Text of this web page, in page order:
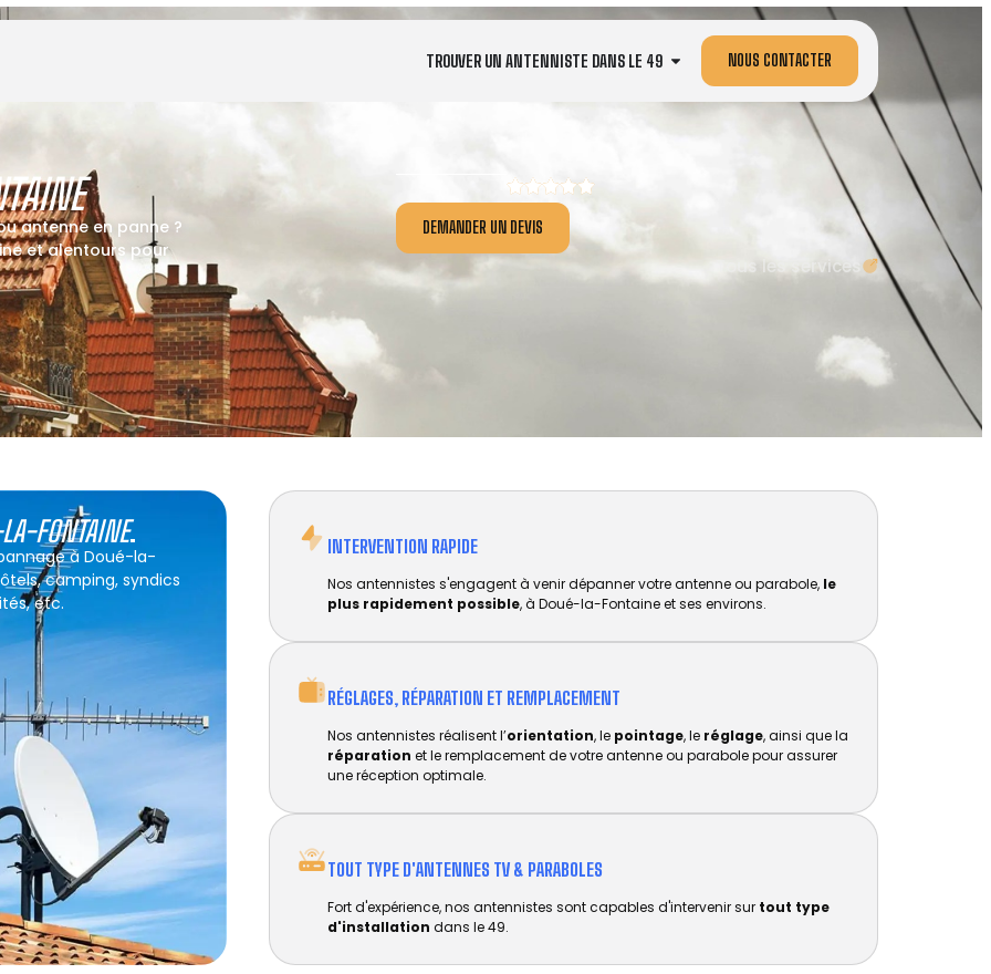
TROUVER UN ANTENNISTE DANS LE 49 NOUS CONTACTER
antenne en panne ?
et alentours pour
DEMANDER UN DEVIS
Tous les services
FONTAINE.
à Doué-la-
camping, syndics
etc.
INTERVENTION RAPIDE
Nos antennistes s'engagent à venir dépanner votre antenne ou parabole, le
plus rapidement possible, à Doué-la-Fontaine et ses environs.
RÉGLAGES, RÉPARATION ET REMPLACEMENT​
Nos antennistes réalisent l’orientation, le pointage, le réglage, ainsi que la
réparation et le remplacement de votre antenne ou parabole pour assurer
une réception optimale.
TOUT TYPE D'ANTENNES TV & PARABOLES
Fort d'expérience, nos antennistes sont capables d'intervenir sur tout type
d'installation dans le 49.